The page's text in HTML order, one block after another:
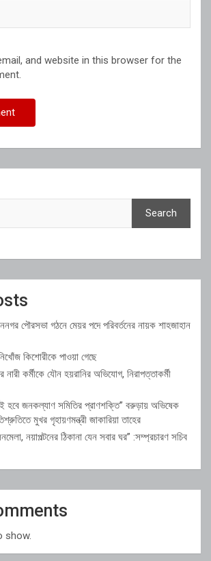
and website in this browser for the
Search
পৌরসভা গঠনে মেয়র পদে পরিবর্তনের নায়ক শাহজাহান
কিশোরীকে পাওয়া গেছে
নারী কর্মীকে যৌন হয়রানির অভিযোগ, নিরাপত্তাকর্মী
হবে জনকল্যাণ সমিতির প্রাণশক্তি” বরুড়ায় অভিষেক
মুখর গৃহায়ণমন্ত্রী জাকারিয়া তাহের
নয়াপল্টনের ঠিকানা যেন সবার ঘর” :সম্প্রচারণ সচিব
show.